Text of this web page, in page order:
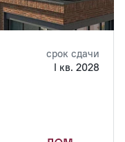
срок сдачи
I кв. 2028